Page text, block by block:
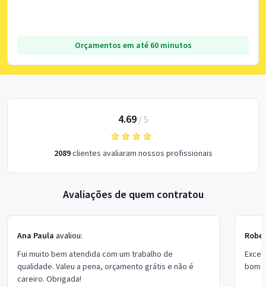
Orçamentos em até 60 minutos
4.69/ 5
2089clientes avaliaram nossos profissionais
Avaliações de quem contratou
Ana Paula avaliou:
Fui muito bem atendida com um trabalho de
qualidade. Valeu a pena, orçamento grátis e não é
careiro. Obrigada!
bom